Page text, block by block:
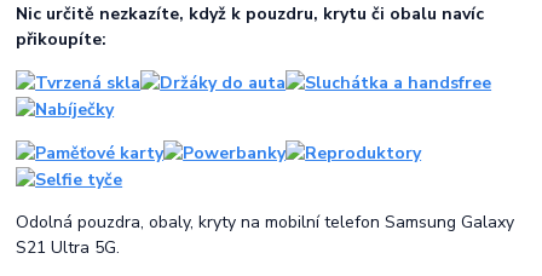
Nic určitě nezkazíte, když k pouzdru, krytu či obalu navíc
přikoupíte:
Odolná pouzdra, obaly, kryty na mobilní telefon Samsung Galaxy
S21 Ultra 5G.